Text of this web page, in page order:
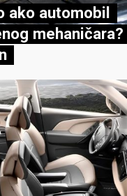
ako automobil
mehaničara?